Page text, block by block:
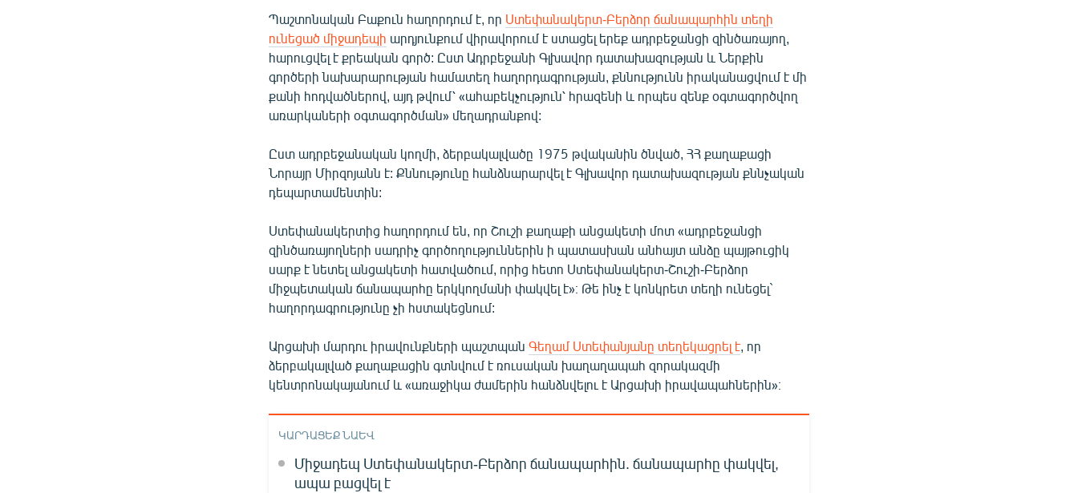
Պաշտոնական Բաքուն հաղորդում է, որ Ստեփանակերտ-Բերձոր ճանապարհին տեղի
ունեցած միջադեպի արդյունքում վիրավորում է ստացել երեք ադրբեջանցի զինծառայող,
հարուցվել է քրեական գործ: Ըստ Ադրբեջանի Գլխավոր դատախազության և Ներքին
գործերի նախարարության համատեղ հաղորդագրության, քննությունն իրականացվում է մի
քանի հոդվածներով, այդ թվում՝ «ահաբեկչություն՝ հրազենի և որպես զենք օգտագործվող
առարկաների օգտագործման» մեղադրանքով:
Ըստ ադրբեջանական կողմի, ձերբակալվածը 1975 թվականին ծնված, ՀՀ քաղաքացի
Նորայր Միրզոյանն է: Քննությունը հանձնարարվել է Գլխավոր դատախազության քննչական
դեպարտամենտին:
Ստեփանակերտից հաղորդում են, որ Շուշի քաղաքի անցակետի մոտ «ադրբեջանցի
զինծառայողների սադրիչ գործողություններին ի պատասխան անհայտ անձը պայթուցիկ
սարք է նետել անցակետի հատվածում, որից հետո Ստեփանակերտ-Շուշի-Բերձոր
միջպետական ճանապարհը երկկողմանի փակվել է»։ Թե ինչ է կոնկրետ տեղի ունեցել`
հաղորդագրությունը չի հստակեցնում:
Արցախի մարդու իրավունքների պաշտպանԳեղամ Ստեփանյանը տեղեկացրել է, որ
ձերբակալված քաղաքացին գտնվում է ռուսական խաղաղապահ զորակազմի
կենտրոնակայանում և «առաջիկա ժամերին հանձնվելու է Արցախի իրավապահներին»։
ԿԱՐԴԱՑԵՔ ՆԱԵՎ
Միջադեպ Ստեփանակերտ-Բերձոր ճանապարհին. ճանապարհը փակվել,
ապա բացվել է